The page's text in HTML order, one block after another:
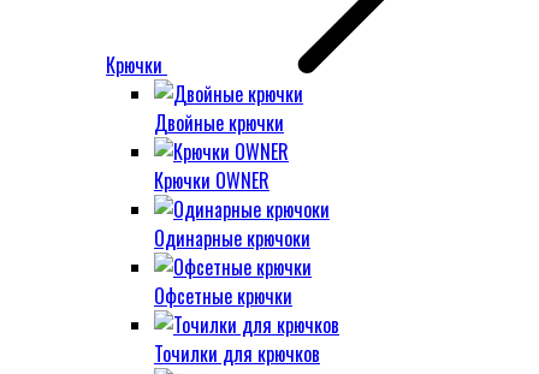
Крючки
Двойные крючки
Крючки OWNER
Одинарные крючоки
Офсетные крючки
Точилки для крючков